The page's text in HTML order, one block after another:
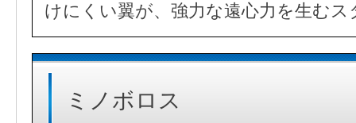
けにくい翼が、強力な遠心力を生む
ミノボロス